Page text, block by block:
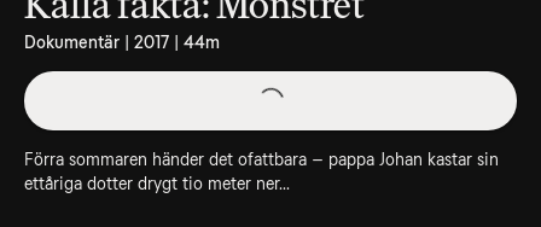
Dokumentär | 2017 | 44m
Förra sommaren händer det ofattbara – pappa Johan kastar sin
ettåriga dotter drygt tio meter ner...